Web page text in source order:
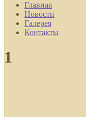
Главная
Новости
Галерея
Контакты
1